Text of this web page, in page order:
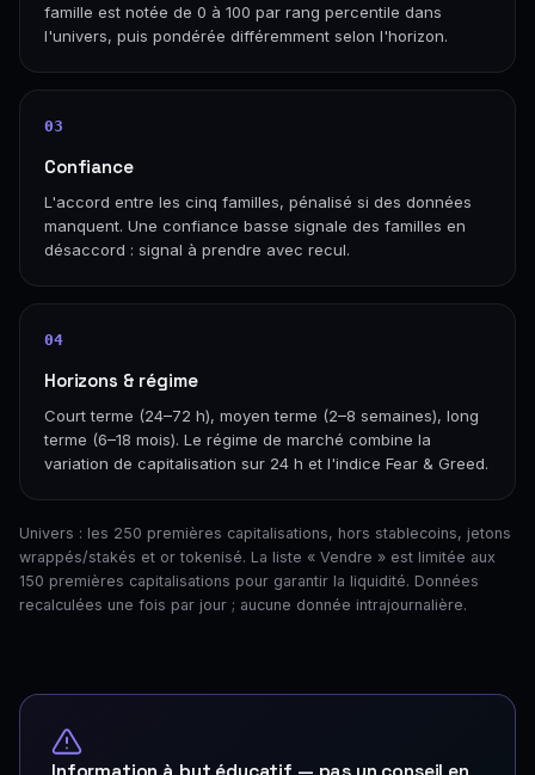
famille est notée de 0 à 100 par rang percentile dans
l'univers, puis pondérée différemment selon l'horizon.
03
Confiance
L'accord entre les cinq familles, pénalisé si des données
manquent. Une confiance basse signale des familles en
désaccord : signal à prendre avec recul.
04
Horizons & régime
Court terme (24–72 h), moyen terme (2–8 semaines), long
terme (6–18 mois). Le régime de marché combine la
variation de capitalisation sur 24 h et l'indice Fear & Greed.
Univers : les 250 premières capitalisations, hors stablecoins, jetons
wrappés/stakés et or tokenisé. La liste « Vendre » est limitée aux
150 premières capitalisations pour garantir la liquidité. Données
recalculées une fois par jour ; aucune donnée intrajournalière.